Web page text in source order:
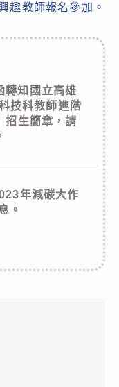
趣教師報名參加。
轉知國立高雄
技科教師進階
招生簡章，請
年減碳大作
。